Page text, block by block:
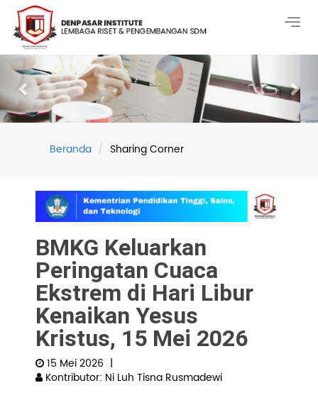
Pengembangan SDM
Previous
Beranda Sharing Corner
BMKG Keluarkan
Peringatan Cuaca
Ekstrem di Hari Libur
Kenaikan Yesus
Kristus, 15 Mei 2026
15 Mei 2026 |
Kontributor: Ni Luh Tisna Rusmadewi